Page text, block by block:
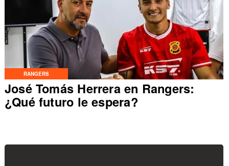
RANGERS
José Tomás Herrera en Rangers:
¿Qué futuro le espera?